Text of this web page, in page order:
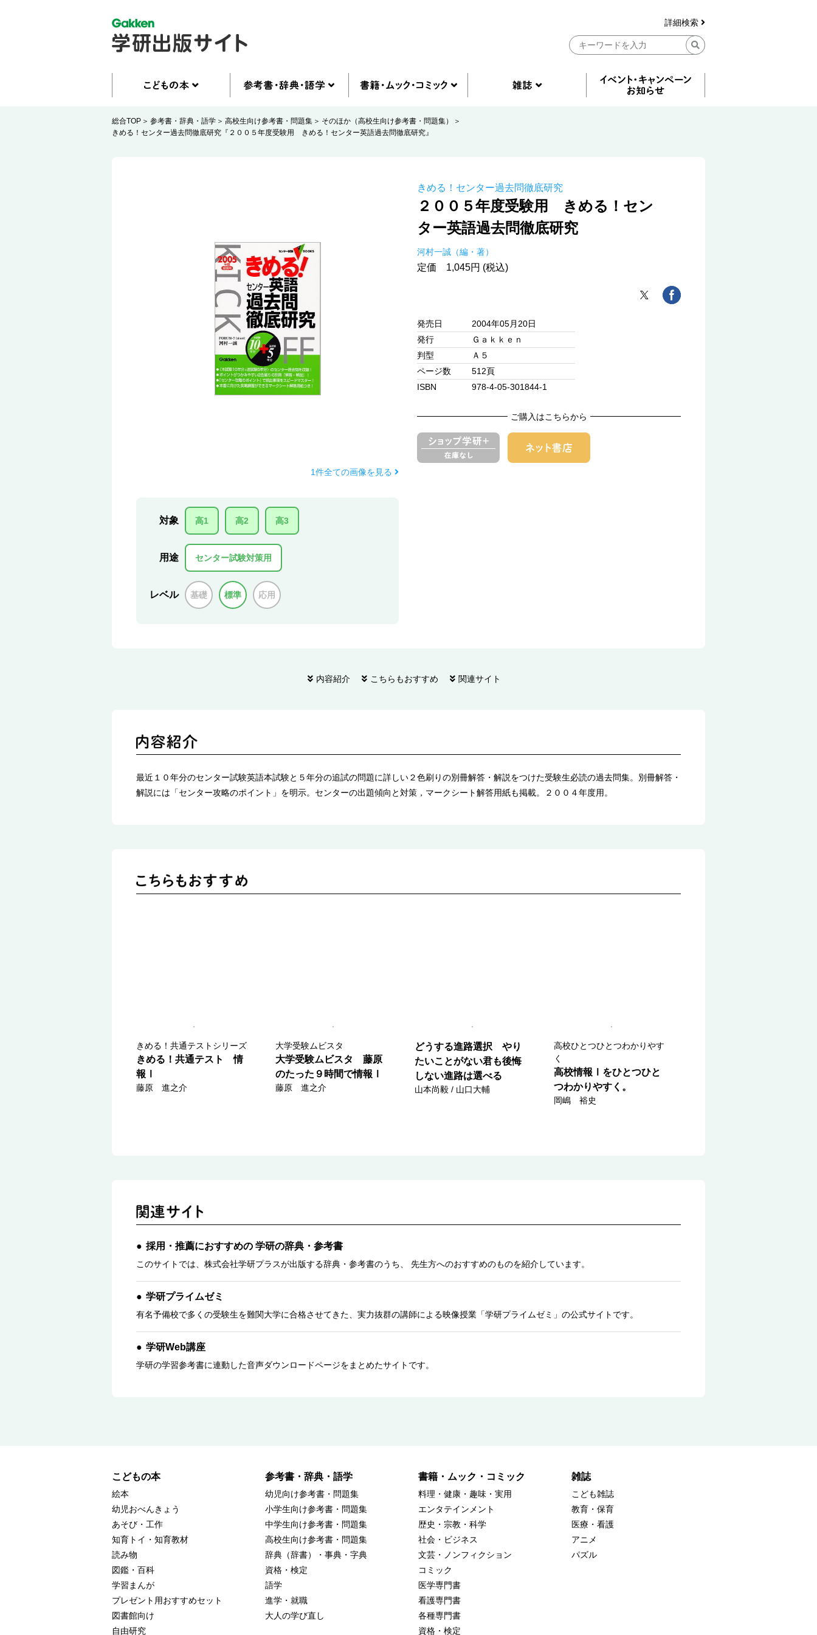
詳細検索
総合TOP 参考書・辞典・語学 高校生向け参考書・問題集
そのほか（高校生向け参考書・問題集）
きめる！センター過去問徹底研究『２００５年度受験用 きめる！センター英語過去問徹底研究』
1件全ての画像を見る
対象 高1 高2 高3
用途 センター試験対策用
レベル 基礎 標準 応用
きめる！センター過去問徹底研究
２００５年度受験用 きめる！セン
ター英語過去問徹底研究
河村一誠（編・著）
定価 1,045円 (税込)
発売日
2004年05月20日
発行
Ｇａｋｋｅｎ
判型
Ａ５
ページ数
512頁
ISBN
978-4-05-301844-1
ご購入はこちらから
内容紹介 こちらもおすすめ 関連サイト
最近１０年分のセンター試験英語本試験と５年分の追試の問題に詳しい２色刷りの別冊解答・解説をつけた受験生必読の過去問集。別冊解答・
解説には「センター攻略のポイント」を明示。センターの出題傾向と対策，マークシート解答用紙も掲載。２００４年度用。
きめる！共通テストシリーズ
きめる！共通テスト 情
報Ⅰ
藤原 進之介
大学受験ムビスタ
大学受験ムビスタ 藤原
のたった９時間で情報Ⅰ
藤原 進之介
どうする進路選択 やり
たいことがない君も後悔
しない進路は選べる
山本尚毅 / 山口大輔
高校ひとつひとつわかりやす
く
高校情報Ⅰをひとつひと
つわかりやすく。
岡嶋 裕史
採用・推薦におすすめの 学研の辞典・参考書
このサイトでは、株式会社学研プラスが出版する辞典・参考書のうち、 先生方へのおすすめのものを紹介しています。
学研プライムゼミ
有名予備校で多くの受験生を難関大学に合格させてきた、実力抜群の講師による映像授業「学研プライムゼミ」の公式サイトです。
学研Web講座
学研の学習参考書に連動した音声ダウンロードページをまとめたサイトです。
こどもの本
絵本
幼児おべんきょう
あそび・工作
知育トイ・知育教材
読み物
図鑑・百科
学習まんが
プレゼント用おすすめセット
図書館向け
自由研究
参考書・辞典・語学
幼児向け参考書・問題集
小学生向け参考書・問題集
中学生向け参考書・問題集
高校生向け参考書・問題集
辞典（辞書）・事典・字典
資格・検定
語学
進学・就職
大人の学び直し
書籍・ムック・コミック
料理・健康・趣味・実用
エンタテインメント
歴史・宗教・科学
社会・ビジネス
文芸・ノンフィクション
コミック
医学専門書
看護専門書
各種専門書
資格・検定
雑誌
こども雑誌
教育・保育
医療・看護
アニメ
パズル